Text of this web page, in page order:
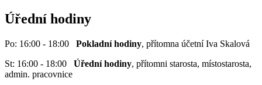
Úřední hodiny
Po: 16:00 - 18:00 Pokladní hodiny, přítomna účetní Iva Skalová
St: 16:00 - 18:00 Úřední hodiny, přítomni starosta, místostarosta,
admin. pracovnice